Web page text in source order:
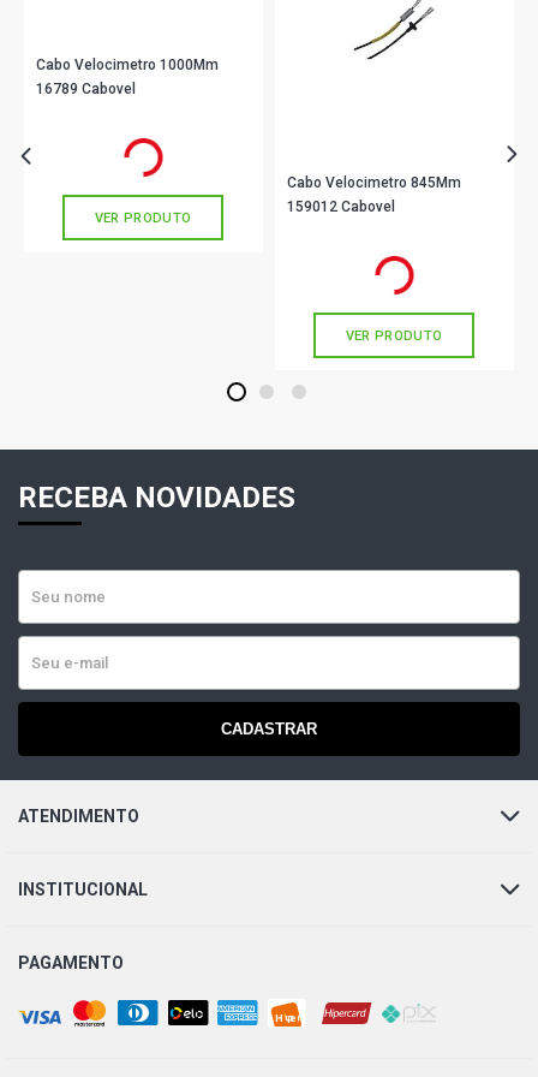
Cabo Velocimetro 1000Mm
16789 Cabovel
em até 1x de
VER PRODUTO
Cabo Velocimetro 845Mm
159012 Cabovel
em até 1x de
VER PRODUTO
1 2 3
RECEBA NOVIDADES
CADASTRAR
ATENDIMENTO
INSTITUCIONAL
PAGAMENTO